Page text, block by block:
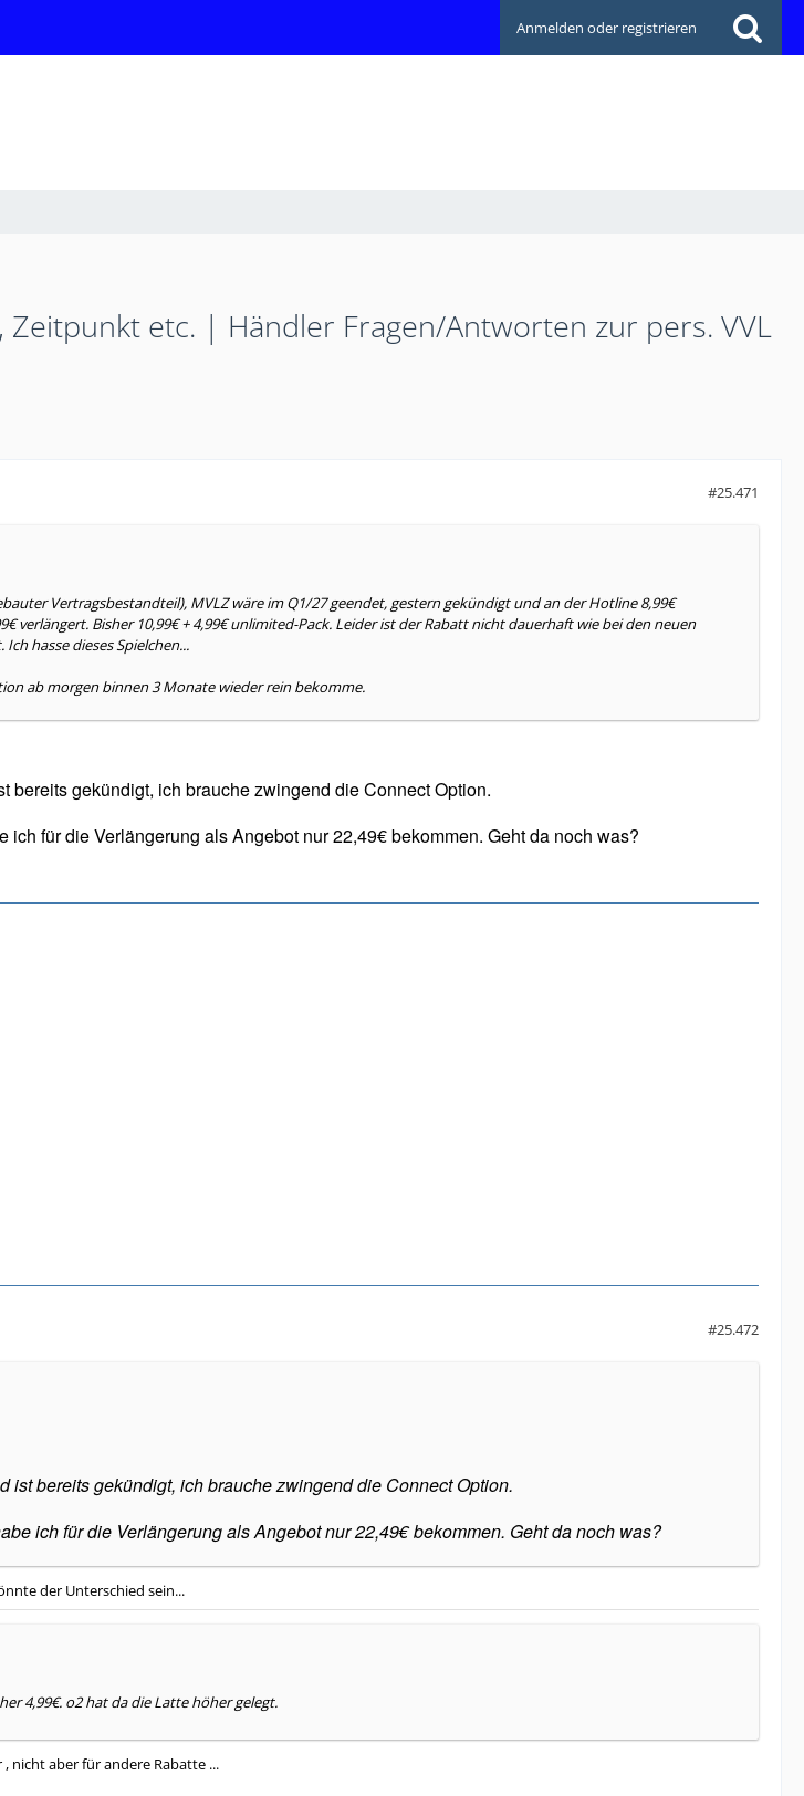
Anmelden oder registrieren
Zeitpunkt etc. | Händler Fragen/Antworten zur pers. VVL
#25.471
Vertragsbestandteil), MVLZ wäre im Q1/27 geendet, gestern gekündigt und an der Hotline 8,99€
verlängert. Bisher 10,99€ + 4,99€ unlimited-Pack. Leider ist der Rabatt nicht dauerhaft wie bei den neuen
hasse dieses Spielchen...
ab morgen binnen 3 Monate wieder rein bekomme.
bereits gekündigt, ich brauche zwingend die Connect Option.
für die Verlängerung als Angebot nur 22,49€ bekommen. Geht da noch was?
#25.472
ist bereits gekündigt, ich brauche zwingend die Connect Option.
ich für die Verlängerung als Angebot nur 22,49€ bekommen. Geht da noch was?
der Unterschied sein...
4,99€. o2 hat da die Latte höher gelegt.
nicht aber für andere Rabatte ...